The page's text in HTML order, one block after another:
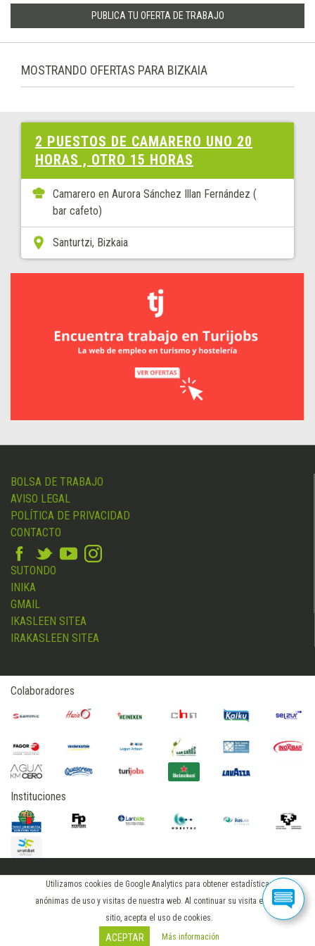
Utilizamos cookies de Google Analytics para obtener estadísticas
anónimas de uso y visitas de nuestra web. Al continuar su visita en este
sitio, acepta el uso de cookies.
ACEPTAR Más información
PUBLICA TU OFERTA DE TRABAJO
MOSTRANDO OFERTAS PARA BIZKAIA
2 PUESTOS DE CAMARERO UNO 20
HORAS , OTRO 15 HORAS
Camarero en Aurora Sánchez Illan Fernández (
bar cafeto)
Santurtzi, Bizkaia
BOLSA DE TRABAJO
AVISO LEGAL
POLÍTICA DE PRIVACIDAD
CONTACTO
SUTONDO
INIKA
GMAIL
IKASLEEN SITEA
IRAKASLEEN SITEA
Colaboradores
Instituciones
2015 © hostelerialeioa
iniciar sesión